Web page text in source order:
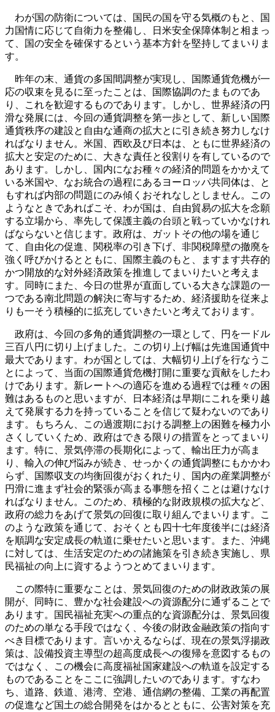
わが国の防衛については、国民の国を守る気概のもと、国
力国情に応じて自衛力を整備し、日米安全保障体制と相まっ
て、国の安全を確保するという基本方針を堅持してまいりま
す。
昨年の末、通貨の多国間調整が実現し、国際通貨危機が一
応の収束を見るに至ったことは、国際協調のたまものであ
り、これを歓迎するものであります。しかし、世界経済の円
滑な発展には、今回の通貨調整を第一歩として、新しい国際
通貨秩序の建設と自由な通商の拡大とに引き続き努力しなけ
ればなりません。米国、西欧及び日本は、ともに世界経済の
拡大と安定のために、大きな責任と役割りを有しているので
あります。しかし、国内になお種々の経済的問題をかかえて
いる米国や、なお統合の過程にあるヨーロッパ共同体は、と
もすれば内部の問題にのみ傾くおそれなしとしません。この
ようなときであればこそ、わが国は、自由貿易の拡大を念願
する立場から、率先して保護主義の台頭と戦っていかなけれ
ばならないと信じます。政府は、ガットその他の場を通じ
て、自由化の促進、関税率の引き下げ、非関税障壁の撤廃を
強く呼びかけるとともに、国際主義のもと、ますます共存的
かつ開放的な対外経済政策を推進してまいりたいと考えま
す。同時にまた、今日の世界が直面している大きな課題の一
つである南北問題の解決に寄与するため、経済援助を従来よ
りも一そう積極的に拡充していきたいと考えております。
政府は、今回の多角的通貨調整の一環として、円を一ドル
三百八円に切り上げました。この切り上げ幅は先進国通貨中
最大であります。わが国としては、大幅切り上げを行なうこ
とによって、当面の国際通貨危機打開に重要な貢献をしたわ
けであります。新レートへの適応を進める過程では種々の困
難はあるものと思いますが、日本経済は早期にこれを乗り越
えて発展する力を持っていることを信じて疑わないのであり
ます。もちろん、この過渡期における調整上の困難を極力小
さくしていくため、政府はできる限りの措置をとってまいり
ます。特に、景気停滞の長期化によって、輸出圧力が高ま
り、輸入の伸び悩みが続き、せっかくの通貨調整にもかかわ
らず、国際収支の均衡回復がおくれたり、国内の産業調整が
円滑に進まず社会的緊張が高まる事態を招くことは避けなけ
ればなりません。このため、積極的な財政規模の拡大など、
政府の総力をあげて景気の回復に取り組んでまいります。こ
のような政策を通じて、おそくとも四十七年度後半には経済
を順調な安定成長の軌道に乗せたいと思います。また、沖縄
に対しては、生活安定のための諸施策を引き続き実施し、県
民福祉の向上に資するようつとめてまいります。
この際特に重要なことは、景気回復のための財政政策の展
開が、同時に、豊かな社会建設への資源配分に通ずることで
あります。国民福祉充実への重点的な資源配分は、景気回復
のための単なる手段ではなく、今後の財政金融政策の指向す
べき目標であります。言いかえるならば、現在の景気浮揚政
策は、設備投資主導型の超高度成長への復帰を意図するもの
ではなく、この機会に高度福祉国家建設への軌道を設定する
ものであることをここに強調したいのであります。すなわ
ち、道路、鉄道、港湾、空港、通信網の整備、工業の再配置
の促進など国土の総合開発をはかるとともに、公害対策を充